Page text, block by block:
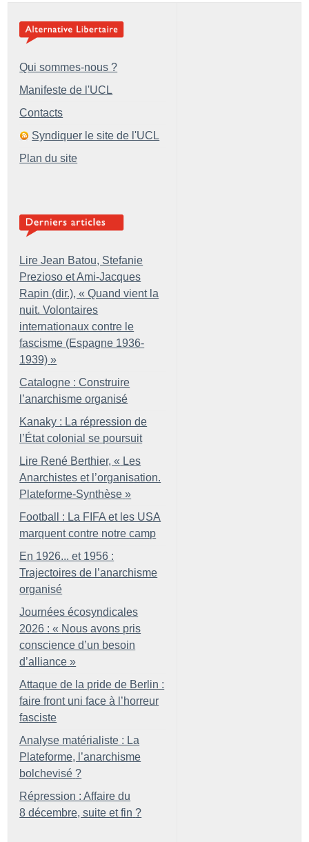
Qui sommes-nous ?
Manifeste de l'UCL
Contacts
Syndiquer le site de l'UCL
Plan du site
Lire Jean Batou, Stefanie
Prezioso et Ami-Jacques
Rapin (dir.), « Quand vient la
nuit. Volontaires
internationaux contre le
fascisme (Espagne 1936-
1939) »
Catalogne : Construire
l’anarchisme organisé
Kanaky : La répression de
l’État colonial se poursuit
Lire René Berthier, « Les
Anarchistes et l’organisation.
Plateforme-Synthèse »
Football : La FIFA et les USA
marquent contre notre camp
En 1926... et 1956 :
Trajectoires de l’anarchisme
organisé
Journées écosyndicales
2026 : « Nous avons pris
conscience d’un besoin
d’alliance »
Attaque de la pride de Berlin :
faire front uni face à l’horreur
fasciste
Analyse matérialiste : La
Plateforme, l’anarchisme
bolchevisé ?
Répression : Affaire du
8 décembre, suite et fin ?